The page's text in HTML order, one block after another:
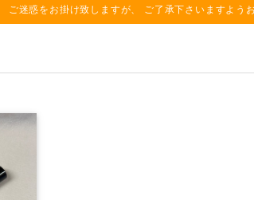
ご迷惑をお掛け致しますが、 ご了承下さいますよう